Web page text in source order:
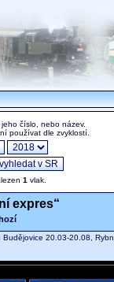
číslo, nebo název.
používat dle zvyklostí.
1 vlak.
expres“
20.03-20.08,